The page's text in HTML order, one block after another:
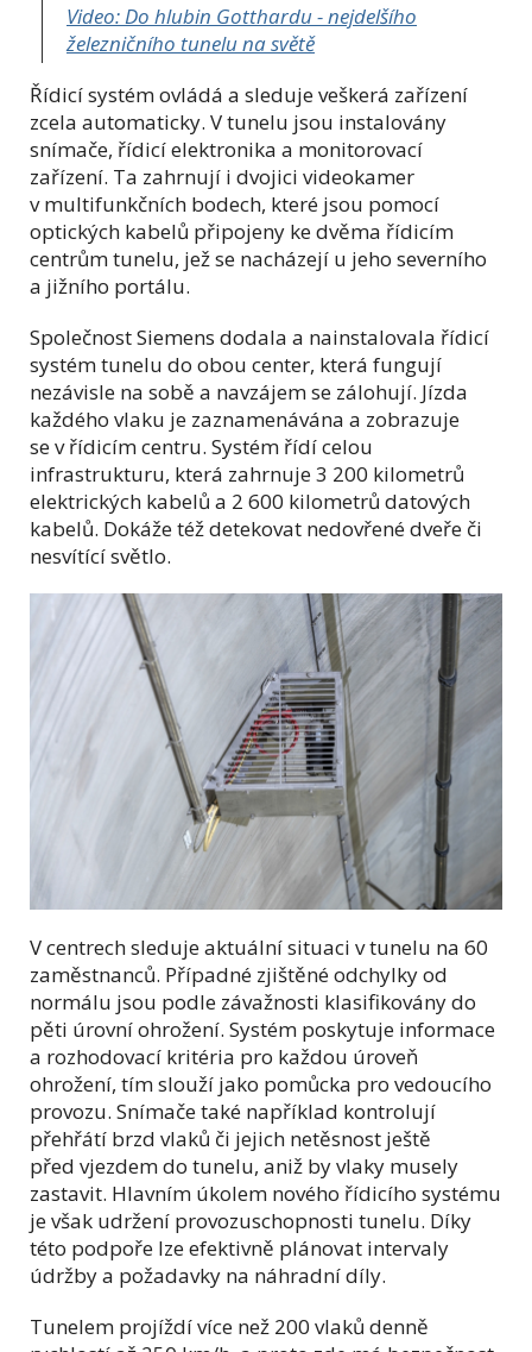
Video: Do hlubin Gotthardu - nejdelšího
železničního tunelu na světě
Řídicí systém ovládá a sleduje veškerá zařízení
zcela automaticky. V tunelu jsou instalovány
snímače, řídicí elektronika a monitorovací
zařízení. Ta zahrnují i dvojici videokamer
v multifunkčních bodech, které jsou pomocí
optických kabelů připojeny ke dvěma řídicím
centrům tunelu, jež se nacházejí u jeho severního
a jižního portálu.
Společnost Siemens dodala a nainstalovala řídicí
systém tunelu do obou center, která fungují
nezávisle na sobě a navzájem se zálohují. Jízda
každého vlaku je zaznamenávána a zobrazuje
se v řídicím centru. Systém řídí celou
infrastrukturu, která zahrnuje 3 200 kilometrů
elektrických kabelů a 2 600 kilometrů datových
kabelů. Dokáže též detekovat nedovřené dveře či
nesvítící světlo.
V centrech sleduje aktuální situaci v tunelu na 60
zaměstnanců. Případné zjištěné odchylky od
normálu jsou podle závažnosti klasifikovány do
pěti úrovní ohrožení. Systém poskytuje informace
a rozhodovací kritéria pro každou úroveň
ohrožení, tím slouží jako pomůcka pro vedoucího
provozu. Snímače také například kontrolují
přehřátí brzd vlaků či jejich netěsnost ještě
před vjezdem do tunelu, aniž by vlaky musely
zastavit. Hlavním úkolem nového řídicího systému
je však udržení provozuschopnosti tunelu. Díky
této podpoře lze efektivně plánovat intervaly
údržby a požadavky na náhradní díly.
Tunelem projíždí více než 200 vlaků denně